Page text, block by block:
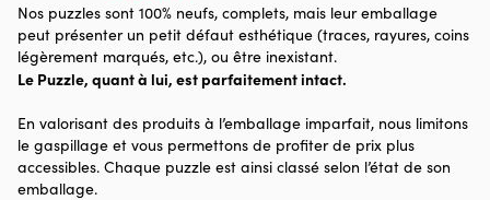
Catégorie Puzzles - Villes et Villages
Age
Puzzle pour Adultes (500 à
Provenance Made in France
Nos puzzles sont 100% neufs, complets, mais leur emballage
peut présenter un petit défaut esthétique (traces, rayures, coins
légèrement marqués, etc.), ou être inexistant.
Le Puzzle, quant à lui, est parfaitement intact.
En valorisant des produits à l’emballage imparfait, nous limitons
le gaspillage et vous permettons de profiter de prix plus
accessibles. Chaque puzzle est ainsi classé selon l’état de son
emballage.